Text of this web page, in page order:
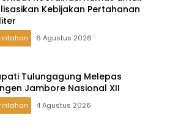
Kebijakan Pertahanan
6 Agustus 2026
Tulungagung Melepas
Jambore Nasional XII
4 Agustus 2026